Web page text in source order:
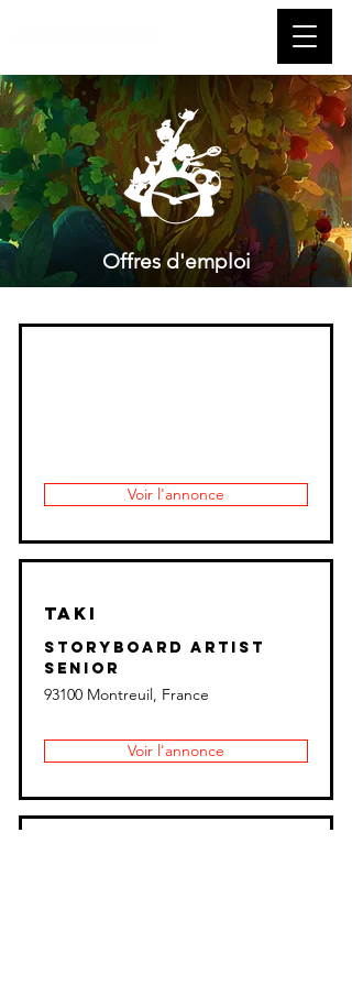
Offres d'emploi
Voir l'annonce
TAKI
Storyboard Artist
Senior
93100 Montreuil, France
Voir l'annonce